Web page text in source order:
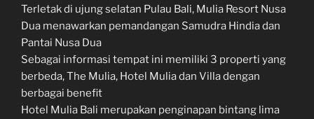
Terletak di ujung selatan Pulau Bali, Mulia Resort Nusa
Dua menawarkan pemandangan Samudra Hindia dan
Pantai Nusa Dua
Sebagai informasi tempat ini memiliki 3 properti yang
berbeda, The Mulia, Hotel Mulia dan Villa dengan
berbagai benefit
Hotel Mulia Bali merupakan penginapan bintang lima